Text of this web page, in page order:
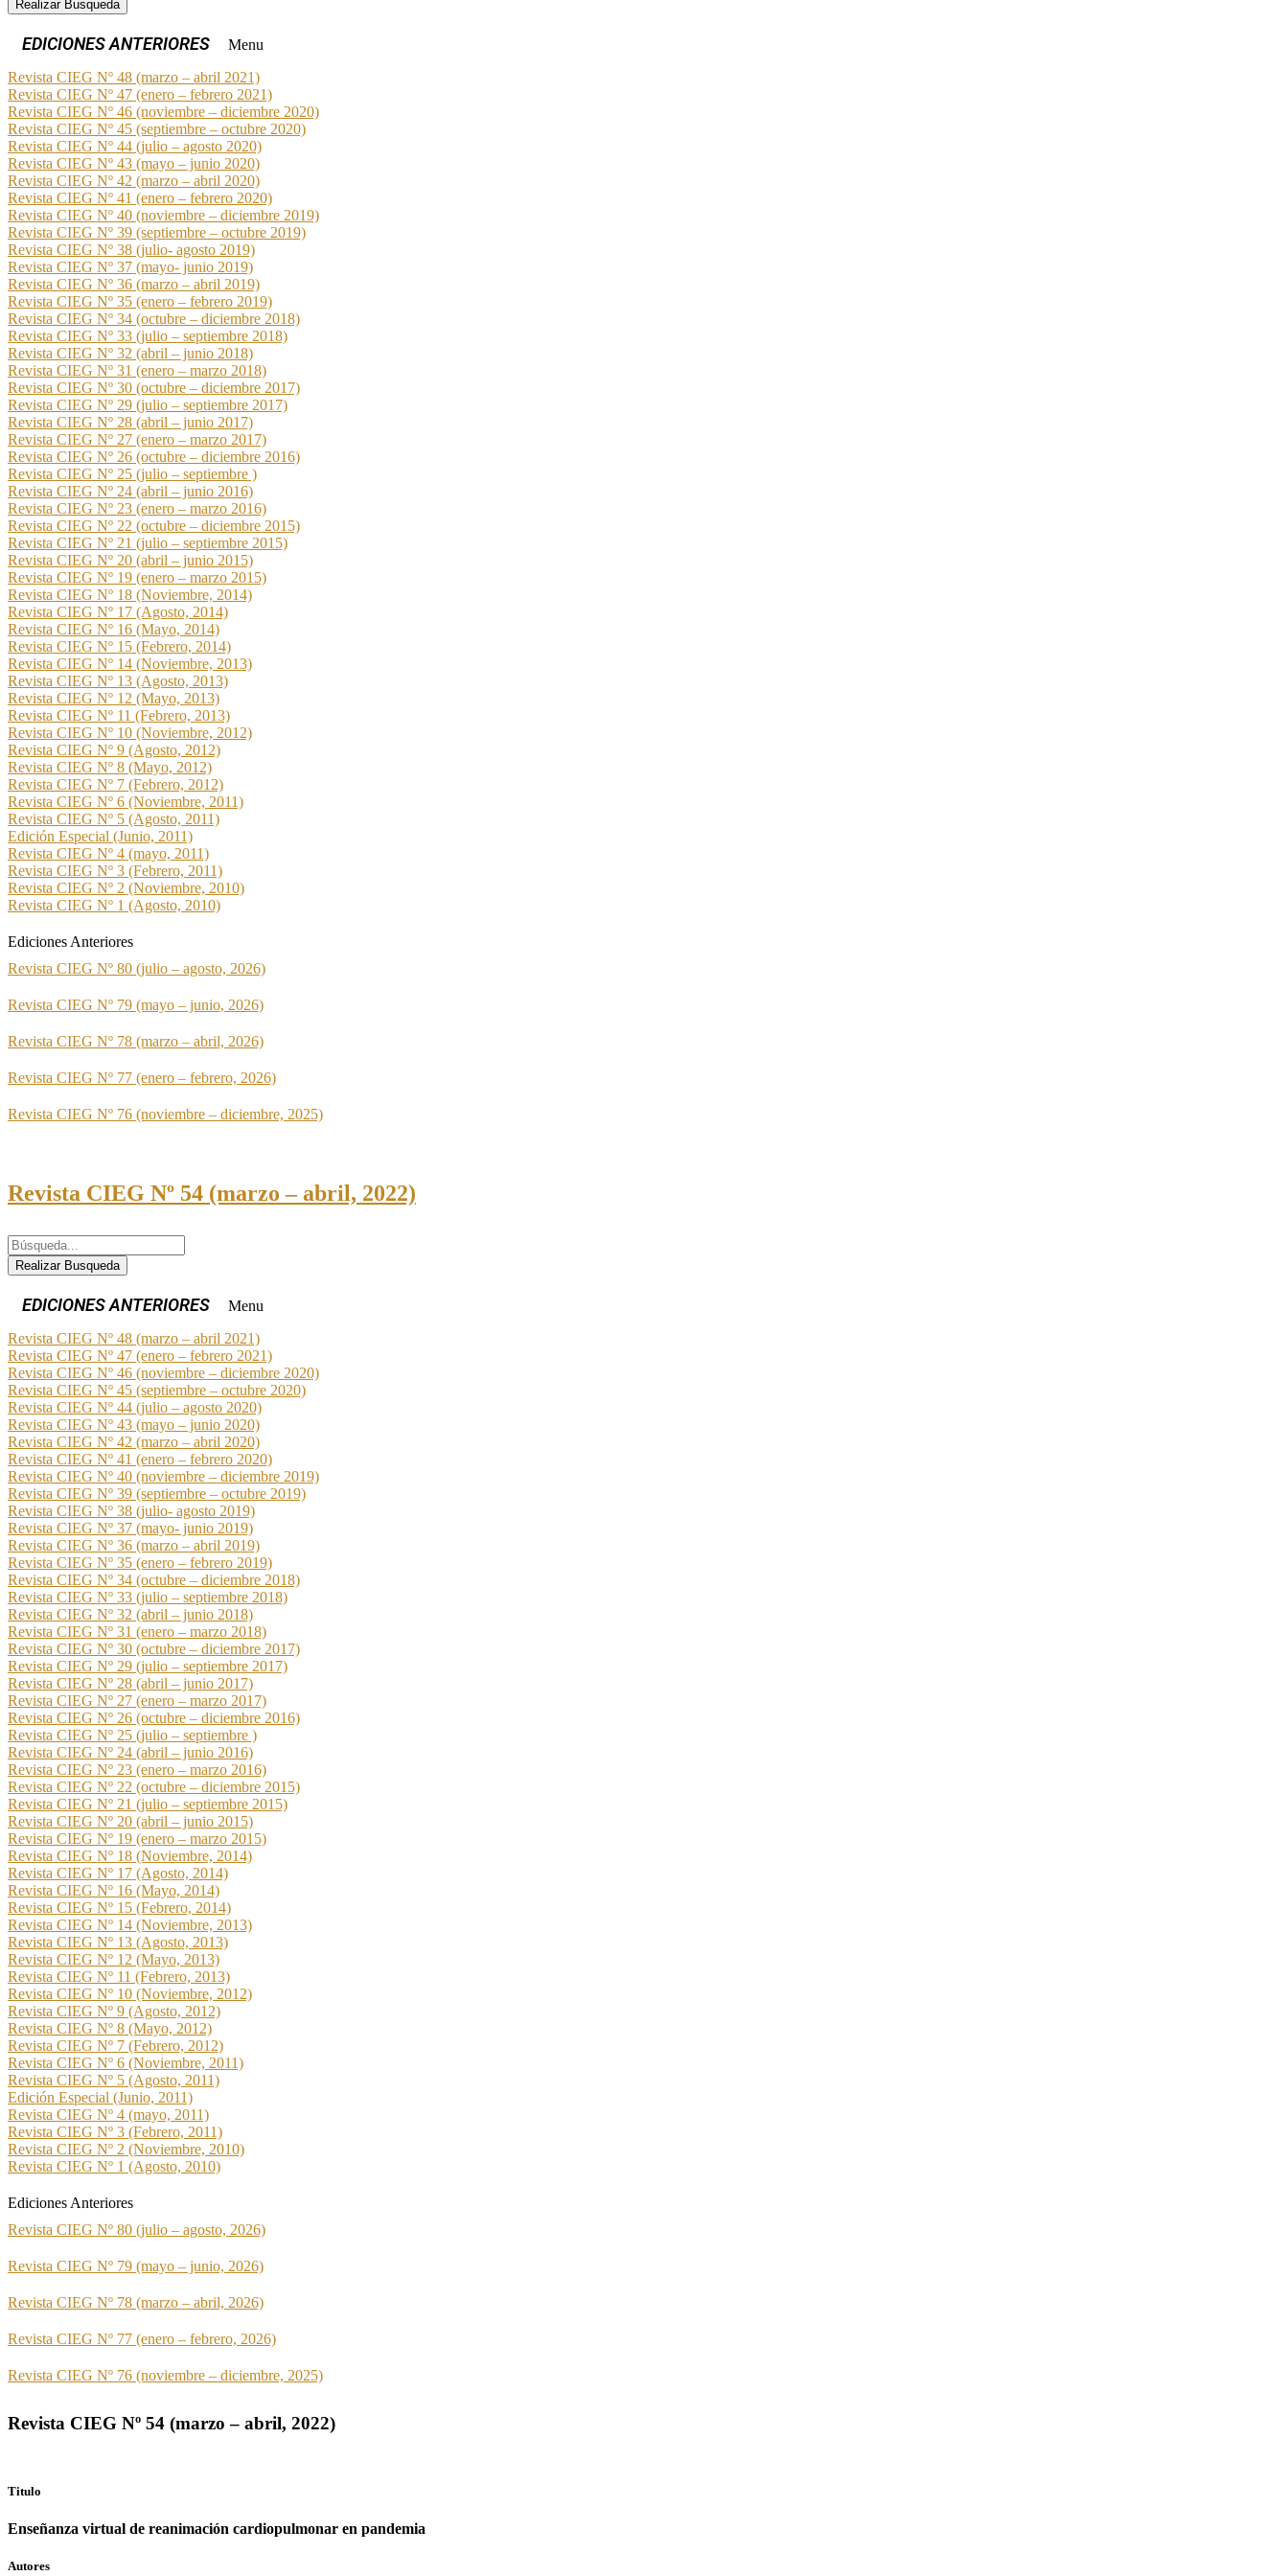
Realizar Busqueda
Menu
Revista CIEG Nº 1 (Agosto, 2010)
Revista CIEG Nº 2 (Noviembre, 2010)
Revista CIEG Nº 3 (Febrero, 2011)
Revista CIEG Nº 4 (mayo, 2011)
Edición Especial (Junio, 2011)
Revista CIEG Nº 5 (Agosto, 2011)
Revista CIEG Nº 6 (Noviembre, 2011)
Revista CIEG Nº 7 (Febrero, 2012)
Revista CIEG Nº 8 (Mayo, 2012)
Revista CIEG Nº 9 (Agosto, 2012)
Revista CIEG Nº 10 (Noviembre, 2012)
Revista CIEG Nº 11 (Febrero, 2013)
Revista CIEG Nº 12 (Mayo, 2013)
Revista CIEG Nº 13 (Agosto, 2013)
Revista CIEG Nº 14 (Noviembre, 2013)
Revista CIEG Nº 15 (Febrero, 2014)
Revista CIEG Nº 16 (Mayo, 2014)
Revista CIEG Nº 17 (Agosto, 2014)
Revista CIEG Nº 18 (Noviembre, 2014)
Revista CIEG Nº 19 (enero – marzo 2015)
Revista CIEG Nº 20 (abril – junio 2015)
Revista CIEG Nº 21 (julio – septiembre 2015)
Revista CIEG Nº 22 (octubre – diciembre 2015)
Revista CIEG Nº 23 (enero – marzo 2016)
Revista CIEG Nº 24 (abril – junio 2016)
Revista CIEG Nº 25 (julio – septiembre )
Revista CIEG Nº 26 (octubre – diciembre 2016)
Revista CIEG Nº 27 (enero – marzo 2017)
Revista CIEG Nº 28 (abril – junio 2017)
Revista CIEG Nº 29 (julio – septiembre 2017)
Revista CIEG Nº 30 (octubre – diciembre 2017)
Revista CIEG Nº 31 (enero – marzo 2018)
Revista CIEG Nº 32 (abril – junio 2018)
Revista CIEG Nº 33 (julio – septiembre 2018)
Revista CIEG Nº 34 (octubre – diciembre 2018)
Revista CIEG Nº 35 (enero – febrero 2019)
Revista CIEG Nº 36 (marzo – abril 2019)
Revista CIEG Nº 37 (mayo- junio 2019)
Revista CIEG Nº 38 (julio- agosto 2019)
Revista CIEG Nº 39 (septiembre – octubre 2019)
Revista CIEG Nº 40 (noviembre – diciembre 2019)
Revista CIEG Nº 41 (enero – febrero 2020)
Revista CIEG Nº 42 (marzo – abril 2020)
Revista CIEG Nº 43 (mayo – junio 2020)
Revista CIEG Nº 44 (julio – agosto 2020)
Revista CIEG Nº 45 (septiembre – octubre 2020)
Revista CIEG Nº 46 (noviembre – diciembre 2020)
Revista CIEG Nº 47 (enero – febrero 2021)
Revista CIEG Nº 48 (marzo – abril 2021)
Ediciones Anteriores
Revista CIEG Nº 80 (julio – agosto, 2026)
Revista CIEG Nº 79 (mayo – junio, 2026)
Revista CIEG Nº 78 (marzo – abril, 2026)
Revista CIEG Nº 77 (enero – febrero, 2026)
Revista CIEG Nº 76 (noviembre – diciembre, 2025)
Revista CIEG Nº 54 (marzo – abril, 2022)
Realizar Busqueda
Menu
Revista CIEG Nº 1 (Agosto, 2010)
Revista CIEG Nº 2 (Noviembre, 2010)
Revista CIEG Nº 3 (Febrero, 2011)
Revista CIEG Nº 4 (mayo, 2011)
Edición Especial (Junio, 2011)
Revista CIEG Nº 5 (Agosto, 2011)
Revista CIEG Nº 6 (Noviembre, 2011)
Revista CIEG Nº 7 (Febrero, 2012)
Revista CIEG Nº 8 (Mayo, 2012)
Revista CIEG Nº 9 (Agosto, 2012)
Revista CIEG Nº 10 (Noviembre, 2012)
Revista CIEG Nº 11 (Febrero, 2013)
Revista CIEG Nº 12 (Mayo, 2013)
Revista CIEG Nº 13 (Agosto, 2013)
Revista CIEG Nº 14 (Noviembre, 2013)
Revista CIEG Nº 15 (Febrero, 2014)
Revista CIEG Nº 16 (Mayo, 2014)
Revista CIEG Nº 17 (Agosto, 2014)
Revista CIEG Nº 18 (Noviembre, 2014)
Revista CIEG Nº 19 (enero – marzo 2015)
Revista CIEG Nº 20 (abril – junio 2015)
Revista CIEG Nº 21 (julio – septiembre 2015)
Revista CIEG Nº 22 (octubre – diciembre 2015)
Revista CIEG Nº 23 (enero – marzo 2016)
Revista CIEG Nº 24 (abril – junio 2016)
Revista CIEG Nº 25 (julio – septiembre )
Revista CIEG Nº 26 (octubre – diciembre 2016)
Revista CIEG Nº 27 (enero – marzo 2017)
Revista CIEG Nº 28 (abril – junio 2017)
Revista CIEG Nº 29 (julio – septiembre 2017)
Revista CIEG Nº 30 (octubre – diciembre 2017)
Revista CIEG Nº 31 (enero – marzo 2018)
Revista CIEG Nº 32 (abril – junio 2018)
Revista CIEG Nº 33 (julio – septiembre 2018)
Revista CIEG Nº 34 (octubre – diciembre 2018)
Revista CIEG Nº 35 (enero – febrero 2019)
Revista CIEG Nº 36 (marzo – abril 2019)
Revista CIEG Nº 37 (mayo- junio 2019)
Revista CIEG Nº 38 (julio- agosto 2019)
Revista CIEG Nº 39 (septiembre – octubre 2019)
Revista CIEG Nº 40 (noviembre – diciembre 2019)
Revista CIEG Nº 41 (enero – febrero 2020)
Revista CIEG Nº 42 (marzo – abril 2020)
Revista CIEG Nº 43 (mayo – junio 2020)
Revista CIEG Nº 44 (julio – agosto 2020)
Revista CIEG Nº 45 (septiembre – octubre 2020)
Revista CIEG Nº 46 (noviembre – diciembre 2020)
Revista CIEG Nº 47 (enero – febrero 2021)
Revista CIEG Nº 48 (marzo – abril 2021)
Ediciones Anteriores
Revista CIEG Nº 80 (julio – agosto, 2026)
Revista CIEG Nº 79 (mayo – junio, 2026)
Revista CIEG Nº 78 (marzo – abril, 2026)
Revista CIEG Nº 77 (enero – febrero, 2026)
Revista CIEG Nº 76 (noviembre – diciembre, 2025)
Revista CIEG Nº 54 (marzo – abril, 2022)
Titulo
Enseñanza virtual de reanimación cardiopulmonar en pandemia
Autores